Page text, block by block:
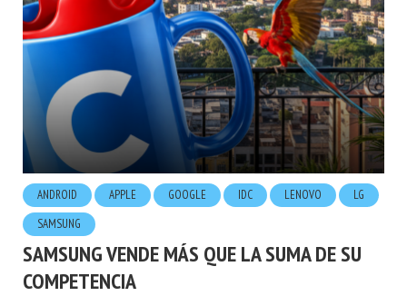
ANDROID APPLE GOOGLE IDC LENOVO
LG
SAMSUNG
SAMSUNG VENDE MÁS QUE LA SUMA DE SU
COMPETENCIA